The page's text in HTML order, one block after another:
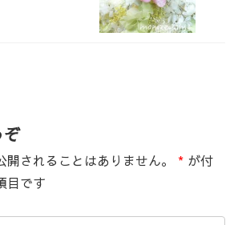
ぞ
されることはありません。 * が付
目です